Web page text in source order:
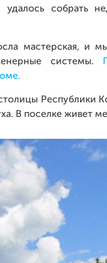
собрать
мастерская, и
системы.
Республики
В поселке живет